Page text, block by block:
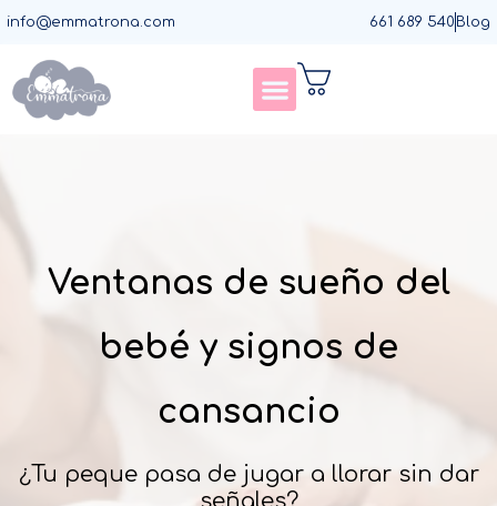
Ir
contenido
info@emmatrona.com 661 689 540 Blog
Ventanas de sueño del
bebé y signos de
cansancio
¿Tu peque pasa de jugar a llorar sin dar